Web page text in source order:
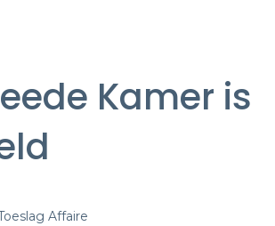
Kamer is
Affaire